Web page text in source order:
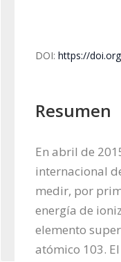
DOI: https://
Resumen
En abril de
internacional
medir, por
energía de
elemento
atómico 103.